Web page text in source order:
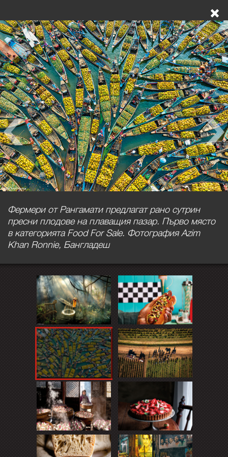
Фермери от Рангамати предлагат рано сутрин
пресни плодове на плаващия пазар. Първо място
в категорията Food For Sale. Фотография Azim
Khan Ronnie, Бангладеш